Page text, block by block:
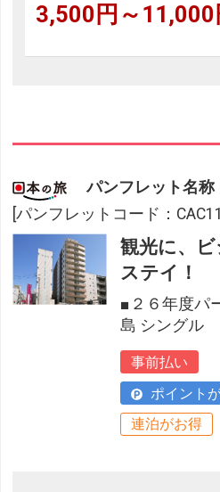
3,500円～11,000
パンフレット名称
[パンフレットコード：
観光に、
ステイ！
■２６年度パ
島 シングル
事前払い
ポイント
連泊がお得